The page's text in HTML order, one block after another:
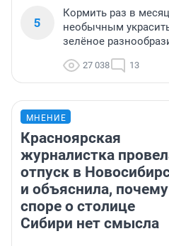
5
Кормить раз в
необычным
зелёное
27 038 13
МНЕНИЕ
Красноярская
журналистка
отпуск в
и объяснила,
споре о столице
Сибири нет смысла